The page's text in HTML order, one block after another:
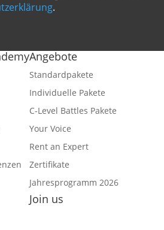
.
Angebote
Standardpakete
Individuelle Pakete
C-Level Battles Pakete
Your Voice
Rent an Expert
Zertifikate
Jahresprogramm 2026
Join us